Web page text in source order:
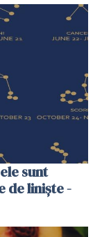
sunt
de liniște -